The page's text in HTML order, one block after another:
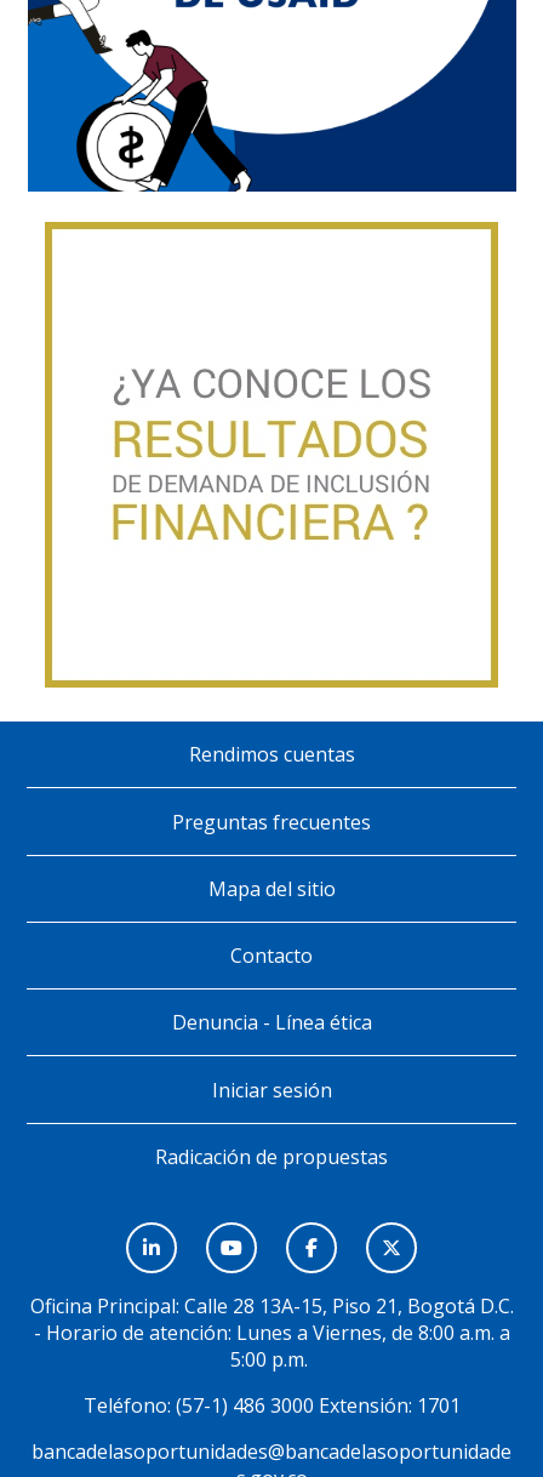
página
Rendimos cuentas
Preguntas frecuentes
Mapa del sitio
Contacto
Denuncia - Línea ética
Iniciar sesión
Radicación de propuestas
Social
Oficina Principal: Calle 28 13A-15, Piso 21, Bogotá D.C.
- Horario de atención: Lunes a Viernes, de 8:00 a.m. a
5:00 p.m.
Teléfono: (57-1) 486 3000 Extensión: 1701
bancadelasoportunidades@bancadelasoportunidade